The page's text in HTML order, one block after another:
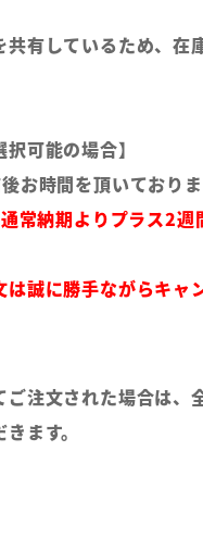
有しているため、在
可能の場合】
お時間を頂いておりま
常納期よりプラス2週
誠に勝手ながらキャ
注文された場合は、
ます。